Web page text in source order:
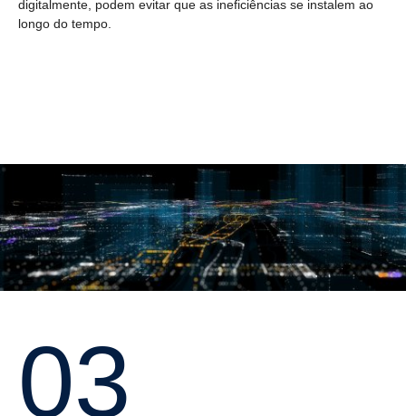
digitalmente, podem evitar que as ineficiências se instalem ao
longo do tempo.
03